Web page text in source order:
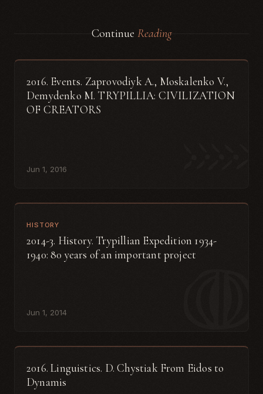
Continue Reading
2016. Events. Zaprovodiyk A., Moskalenko V.,
Demydenko M. TRYPILLIA: CIVILIZATION
OF CREATORS
Jun 1, 2016
HISTORY
2014-3. History. Trypillian Expedition 1934-
1940: 80 years of an important project
Jun 1, 2014
2016. Linguistics. D. Chystiak From Eidos to
Dynamis